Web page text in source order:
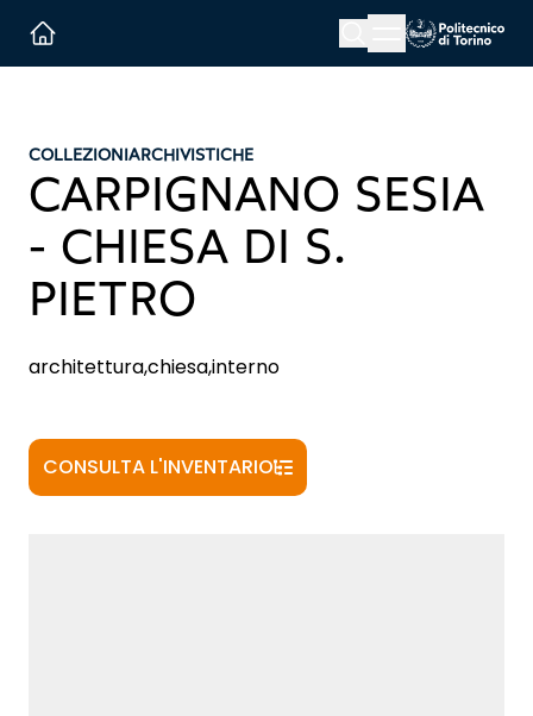
Menu button
COLLEZIONIARCHIVISTICHE
CARPIGNANO SESIA
- CHIESA DI S.
PIETRO
architettura,chiesa,interno
CONSULTA L'INVENTARIO